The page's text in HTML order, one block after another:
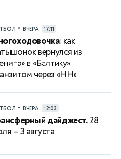
• ВЧЕРА 17:11
как
вернулся из
в «Балтику»
через «НН»
• ВЧЕРА 12:03
дайджест. 28
— 3 августа